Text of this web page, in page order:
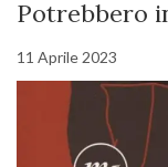
Potrebbero
11 Aprile 2023